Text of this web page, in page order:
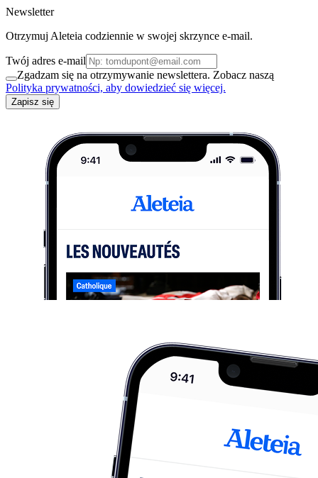
Newsletter
Otrzymuj Aleteia codziennie w swojej skrzynce e-mail.
Twój adres e-mail
Zgadzam się na otrzymywanie newslettera. Zobacz naszą
Polityka prywatności, aby dowiedzieć się więcej.
Zapisz się